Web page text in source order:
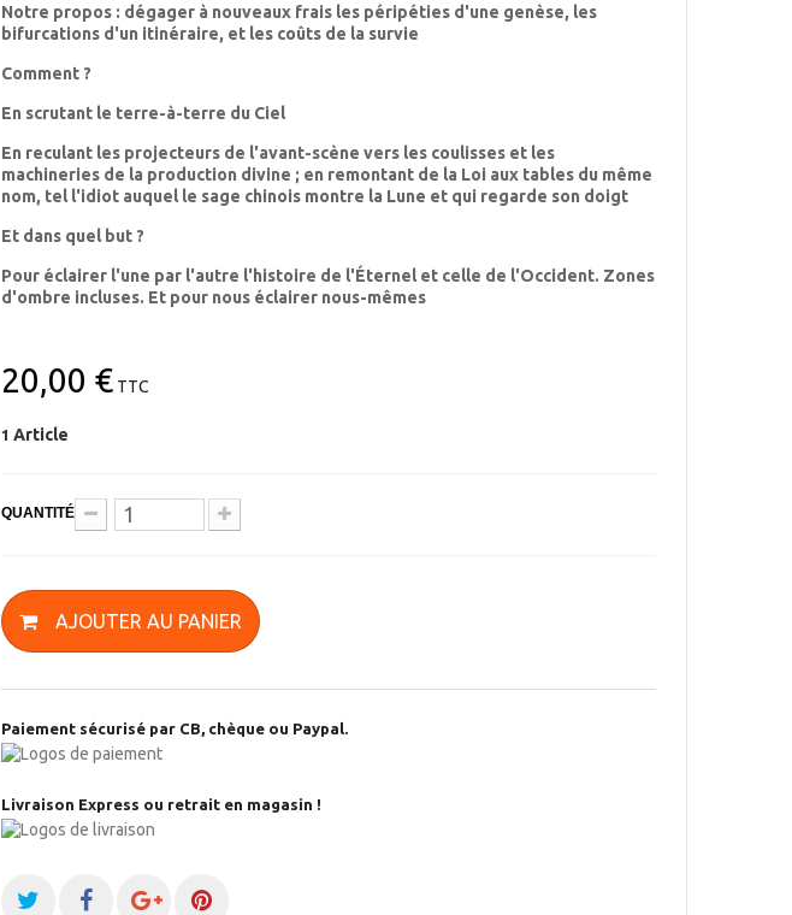
Notre propos : dégager à nouveaux frais les péripéties d'une genèse, les
bifurcations d'un itinéraire, et les coûts de la survie
Comment ?
En scrutant le terre-à-terre du Ciel
En reculant les projecteurs de l'avant-scène vers les coulisses et les
machineries de la production divine ; en remontant de la Loi aux tables du même
nom, tel l'idiot auquel le sage chinois montre la Lune et qui regarde son doigt
Et dans quel but ?
Pour éclairer l'une par l'autre l'histoire de l'Éternel et celle de l'Occident. Zones
d'ombre incluses. Et pour nous éclairer nous-mêmes
20,00 € TTC
1 Article
QUANTITÉ
AJOUTER AU PANIER
Paiement sécurisé par CB, chèque ou Paypal.
Livraison Express ou retrait en magasin !